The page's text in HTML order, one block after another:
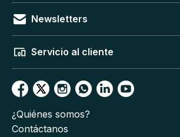
Newsletters
Servicio al cliente
¿Quiénes somos?
Contáctanos